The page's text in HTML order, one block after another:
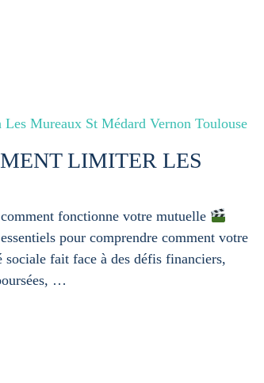
Mureaux St Médard Vernon Toulouse
LIMITER LES
fonctionne votre mutuelle
pour comprendre comment votre
fait face à des défis financiers,
…